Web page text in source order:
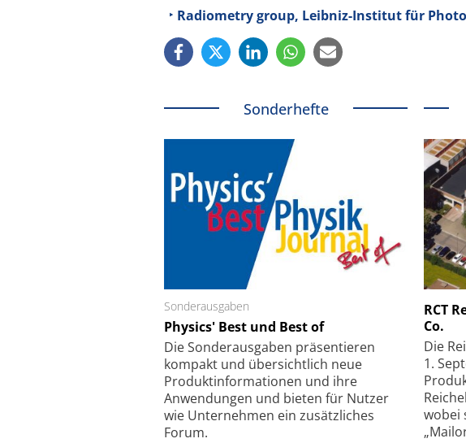
Radiometry group, Leibniz-Institut für
Sonderhefte
Sonderausgaben
Physics' Best und Best of
Die Sonder­ausgaben präsentieren
kompakt und übersichtlich neue
Produkt­informationen und ihre
Anwendungen und bieten für Nutzer
wie Unternehmen ein zusätzliches
Forum.
RCT
Co.
Die
1.
wobei
Faserkoppler mit Super-
Feinfokussierungsmechanismus